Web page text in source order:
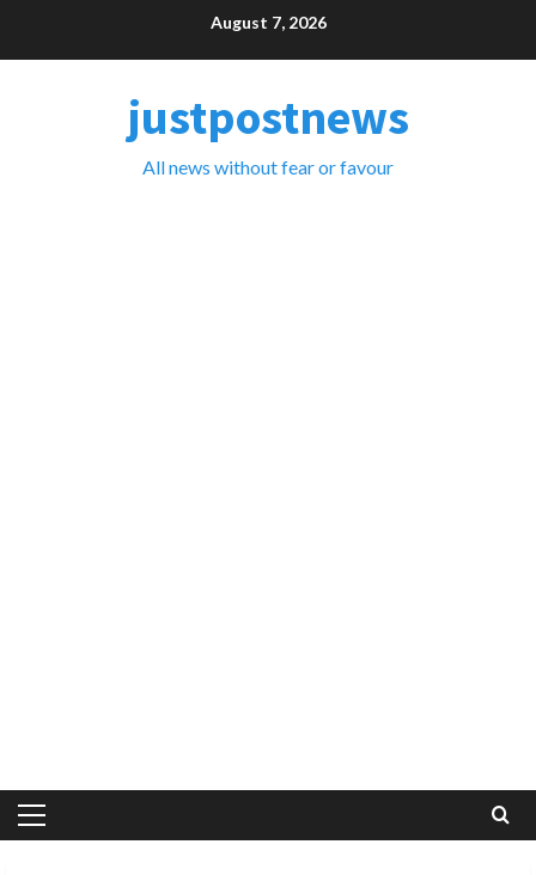
August 7, 2026
justpostnews
All news without fear or favour
Primary